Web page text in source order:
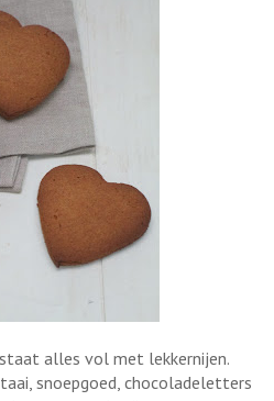
alles vol met lekkernijen.
snoepgoed, chocoladeletters